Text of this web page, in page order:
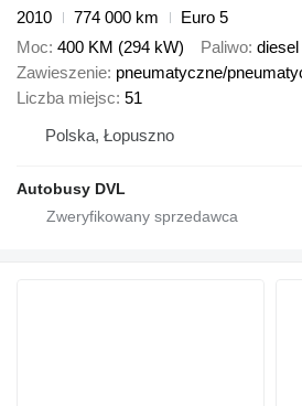
2010
774 000 km
Euro 5
Moc 400 KM (294 kW) Paliwo diesel
Zawieszenie pneumatyczne/
Liczba miejsc 51
Polska, Łopuszno
Autobusy DVL